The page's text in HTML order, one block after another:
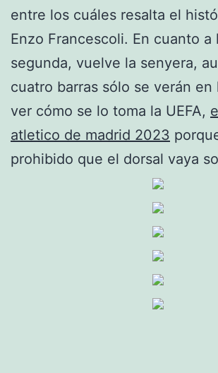
entre los cuáles resalta el
Enzo Francescoli. En cuanto a
segunda, vuelve la senyera,
cuatro barras sólo se verán en
ver cómo se lo toma la UEFA,
atletico de madrid 2023
prohibido que el dorsal vaya